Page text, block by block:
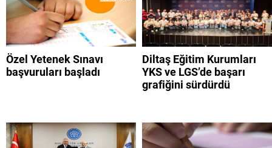
Özel Yetenek Sınavı
başvuruları başladı
Diltaş Eğitim Kurumları
YKS ve LGS’de başarı
grafiğini sürdürdü